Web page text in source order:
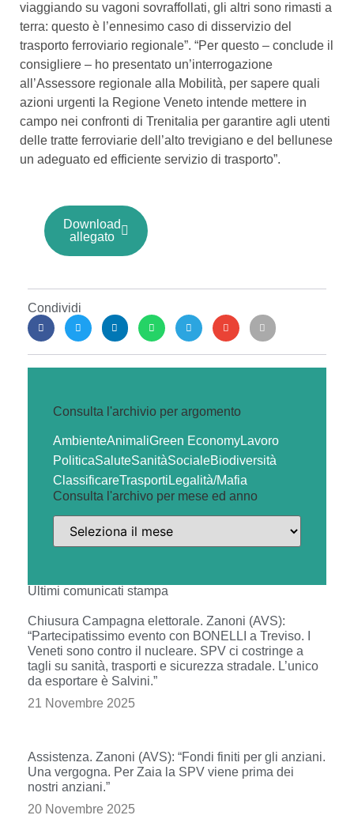
viaggiando su vagoni sovraffollati, gli altri sono rimasti a
terra: questo è l’ennesimo caso di disservizio del
trasporto ferroviario regionale”. “Per questo – conclude il
consigliere – ho presentato un’interrogazione
all’Assessore regionale alla Mobilità, per sapere quali
azioni urgenti la Regione Veneto intende mettere in
campo nei confronti di Trenitalia per garantire agli utenti
delle tratte ferroviarie dell’alto trevigiano e del bellunese
un adeguato ed efficiente servizio di trasporto”.
Download
allegato
Condividi
Consulta l'archivio per argomento
AmbienteAnimaliGreen EconomyLavoro
PoliticaSaluteSanitàSocialeBiodiversità
ClassificareTrasporti Legalità/Mafia
Consulta l'archivo per mese ed anno
Ultimi comunicati stampa
Chiusura Campagna elettorale. Zanoni (AVS):
“Partecipatissimo evento con BONELLI a Treviso. I
Veneti sono contro il nucleare. SPV ci costringe a
tagli su sanità, trasporti e sicurezza stradale. L’unico
da esportare è Salvini.”
21 Novembre 2025
Assistenza. Zanoni (AVS): “Fondi finiti per gli anziani.
Una vergogna. Per Zaia la SPV viene prima dei
nostri anziani.”
20 Novembre 2025